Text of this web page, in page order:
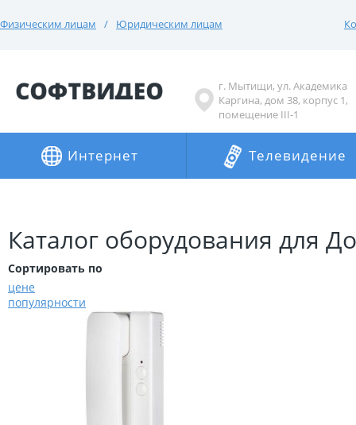
Физическим лицам Юридическим лицам
г. Мытищи, ул. Академика
Каргина, дом 38, корпус 1,
помещение III-1
Интернет Телевидение
Каталог оборудования для
Сортировать по
цене
популярности